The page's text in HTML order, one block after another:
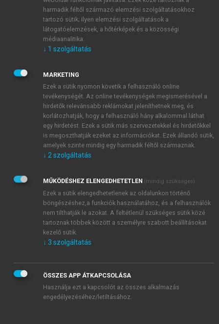
JELSZÓ
JELSZÓ ÚJRA
Kérek értesítést a MeRSZ újdonságairól, akcióiról.
Kérek értesítést az Akadémiai Kiadó Zrt. újdonságairól,
Adatkezelési tájékoztatóbanfoglaltakat tudomásul
veszem és elfogadom.
Általános vásárlási feltételeket, valamint a szotar.netés a
mersz.huoldalak licencszerződéseiben foglaltakat
tudomásul veszem és elfogadom.
KIPRÓBÁLOM
harmadik féltől származó elemzési szolgáltatásokhoz
tartozó sütik; ilyen elemzési szolgáltatások a
látogatóelemzések, a hőtérképek és a közösségi
médiaanalitika.
↓ 1 szolgáltatás
MARKETING
Ezek a sütik nyomon követik a felhasználó online
tevékenységét. Az online tevékenységek megismerésével a
hirdetők relevánsabb reklámokat jeleníthetnek meg, és
korlátozhatják, hogy a felhasználó hány alkalommal láthat
egy hirdetést. Ezek a sütik más szervezetekkel és hirdetőkkel
is megoszthatják ezeket az információkat. Ezek állandó sütik,
amelyek szinte mindig egy harmadik féltől származnak.
↓ 2 szolgáltatás
MŰKÖDÉSHEZ ELENGEDHETETLEN (mindig szükséges)
Ezek a sütik elengedhetetlenek az oldalunkon történő
böngészéshez,a funkciók használatához, és a felhasználók
nem tilthatják le azokat. A feltétlenül szükséges sütik közé
tartoznak többek között a személyre szabott beállításokat
kezelő sütik.
↓ 3 szolgáltatás
ÖSSZES APP ÁTKAPCSOLÁSA
Használja ezt a kapcsolót az összes alkalmazás
engedélyezéséhez/letiltásához.